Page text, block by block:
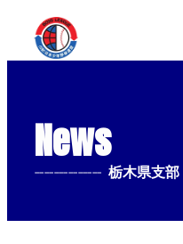
News
-------------- 栃木県支部